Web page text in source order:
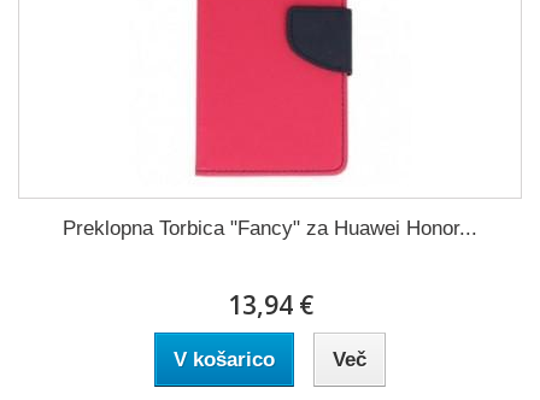
Preklopna Torbica "Fancy" za Huawei Honor...
13,94 €
V košarico Več